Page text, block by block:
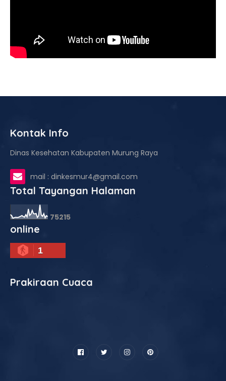
Kontak Info
Dinas Kesehatan Kabupaten Murung Raya
mail : dinkesmur4@gmail.com
Total Tayangan Halaman
75215
online
1
Prakiraan Cuaca